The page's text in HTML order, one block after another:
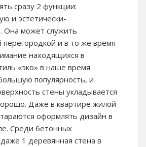
сразу 2 функции:
и эстетически-
Она может служить
и в то же время
находящихся в
«эко» в наше время
популярность, и
стены укладывается
Даже в квартире жилой
оформлять дизайн в
Среди бетонных
1 деревянная стена в